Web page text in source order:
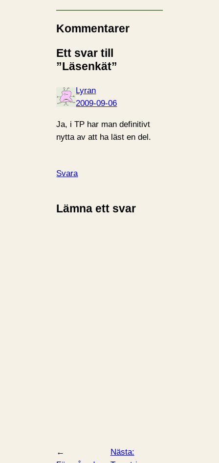
Kommentarer
Ett svar till
”Läsenkät”
Lyran
2009-09-06
Ja, i TP har man definitivt
nytta av att ha läst en del.
Svara
Lämna ett svar
←
Nästa: